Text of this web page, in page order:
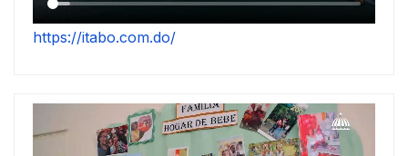
https://itabo.com.do/